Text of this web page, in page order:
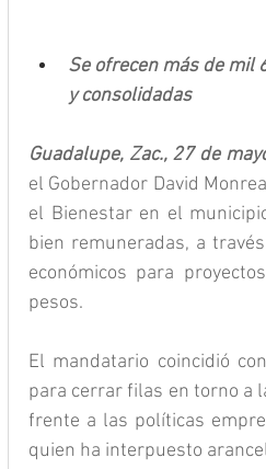
Se ofrecen más de mil
y consolidadas
Guadalupe, Zac., 27 de
el Gobernador David
el Bienestar en el
bien remuneradas, a
económicos para
pesos.
El mandatario coincidió
para cerrar filas en torno a
frente a las políticas
quien ha interpuesto